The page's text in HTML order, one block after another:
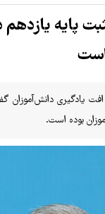
پایه
است
بوده است.